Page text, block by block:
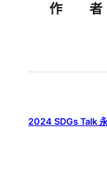
作 者：
2024 SDGs Talk